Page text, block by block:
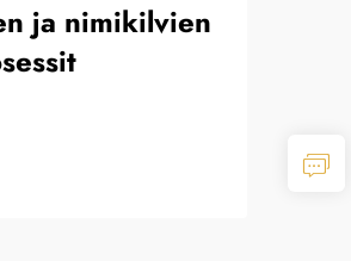
ja nimikilvien